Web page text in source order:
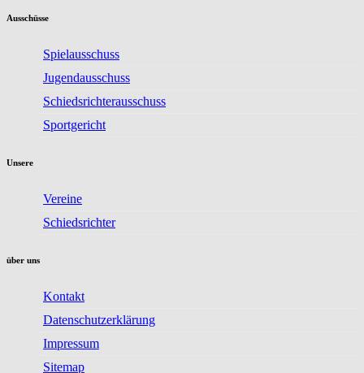
Ausschüsse
Spielausschuss
Jugendausschuss
Schiedsrichterausschuss
Sportgericht
Unsere
Vereine
Schiedsrichter
über uns
Kontakt
Datenschutzerklärung
Impressum
Sitemap